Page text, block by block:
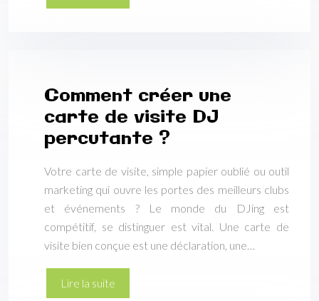
Comment créer une
carte de visite DJ
percutante ?
Votre carte de visite, simple papier oublié ou outil
marketing qui ouvre les portes des meilleurs clubs
et événements ? Le monde du DJing est
compétitif, se distinguer est vital. Une carte de
visite bien conçue est une déclaration, une…
Lire la suite